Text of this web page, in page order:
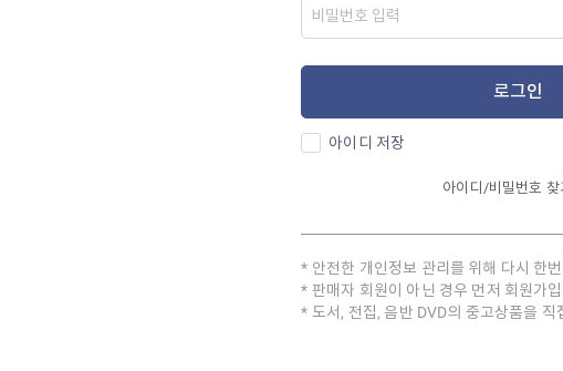
로그인
아이디 저장
아이디/비밀번호 찾
안전한 개인정보 관리를 위해 다시 한
판매자 회원이 아닌 경우 먼저 회원가
도서, 전집, 음반 DVD의 중고상품을